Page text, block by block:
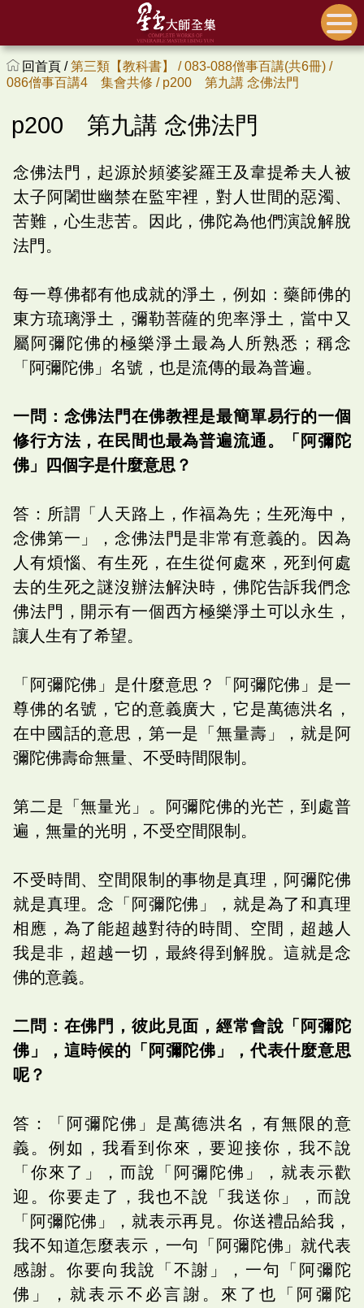
回首頁 /第三類【教科書】 /083-088僧事百講(共6冊) /
086僧事百講4 集會共修 / p200 第九講 念佛法門
p200 第九講 念佛法門
念佛法門，起源於頻婆娑羅王及韋提希夫人被
太子阿闍世幽禁在監牢裡，對人世間的惡濁、
苦難，心生悲苦。因此，佛陀為他們演說解脫
法門。
每一尊佛都有他成就的淨土，例如：藥師佛的
東方琉璃淨土，彌勒菩薩的兜率淨土，當中又
屬阿彌陀佛的極樂淨土最為人所熟悉；稱念
「阿彌陀佛」名號，也是流傳的最為普遍。
一問：念佛法門在佛教裡是最簡單易行的一個
修行方法，在民間也最為普遍流通。「阿彌陀
佛」四個字是什麼意思？
答：所謂「人天路上，作福為先；生死海中，
念佛第一」，念佛法門是非常有意義的。因為
人有煩惱、有生死，在生從何處來，死到何處
去的生死之謎沒辦法解決時，佛陀告訴我們念
佛法門，開示有一個西方極樂淨土可以永生，
讓人生有了希望。
「阿彌陀佛」是什麼意思？「阿彌陀佛」是一
尊佛的名號，它的意義廣大，它是萬德洪名，
在中國話的意思，第一是「無量壽」，就是阿
彌陀佛壽命無量、不受時間限制。
第二是「無量光」。阿彌陀佛的光芒，到處普
遍，無量的光明，不受空間限制。
不受時間、空間限制的事物是真理，阿彌陀佛
就是真理。念「阿彌陀佛」，就是為了和真理
相應，為了能超越對待的時間、空間，超越人
我是非，超越一切，最終得到解脫。這就是念
佛的意義。
二問：在佛門，彼此見面，經常會說「阿彌陀
佛」，這時候的「阿彌陀佛」，代表什麼意思
呢？
答：「阿彌陀佛」是萬德洪名，有無限的意
義。例如，我看到你來，要迎接你，我不說
「你來了」，而說「阿彌陀佛」，就表示歡
迎。你要走了，我也不說「我送你」，而說
「阿彌陀佛」，就表示再見。你送禮品給我，
我不知道怎麼表示，一句「阿彌陀佛」就代表
感謝。你要向我說「不謝」，一句「阿彌陀
佛」，就表示不必言謝。來了也「阿彌陀